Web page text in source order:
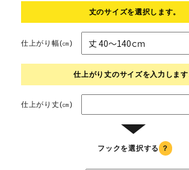
丈のサイズを選択します。
仕上がり幅(㎝)
仕上がり丈のサイズを入力します
仕上がり丈(㎝)
▼
フックを選択する ？